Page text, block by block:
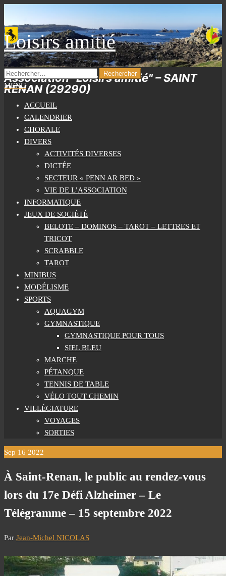
the
content
Loisirs amitié
Association "Loisirs amitié" – SAINT
RENAN (29290)
RECHERCHER :
MENU
ACCUEIL
CALENDRIER
CHORALE
DIVERS
ACTIVITÉS DIVERSES
DICTÉE
SECTEUR « PENN AR BED »
VIE DE L’ASSOCIATION
INFORMATIQUE
JEUX DE SOCIÉTÉ
BELOTE – DOMINOS – TAROT – LETTRES ET
TRICOT
SCRABBLE
TAROT
MINIBUS
MODÉLISME
SPORTS
AQUAGYM
GYMNASTIQUE
GYMNASTIQUE POUR TOUS
SIEL BLEU
MARCHE
PÉTANQUE
TENNIS DE TABLE
VÉLO TOUT CHEMIN
VILLÉGIATURE
VOYAGES
SORTIES
Sep 16 2022
À Saint-Renan, le public au rendez-vous
lors du 17e Défi Alzheimer – Le
Télégramme – 15 septembre 2022
Par Jean-Michel NICOLAS